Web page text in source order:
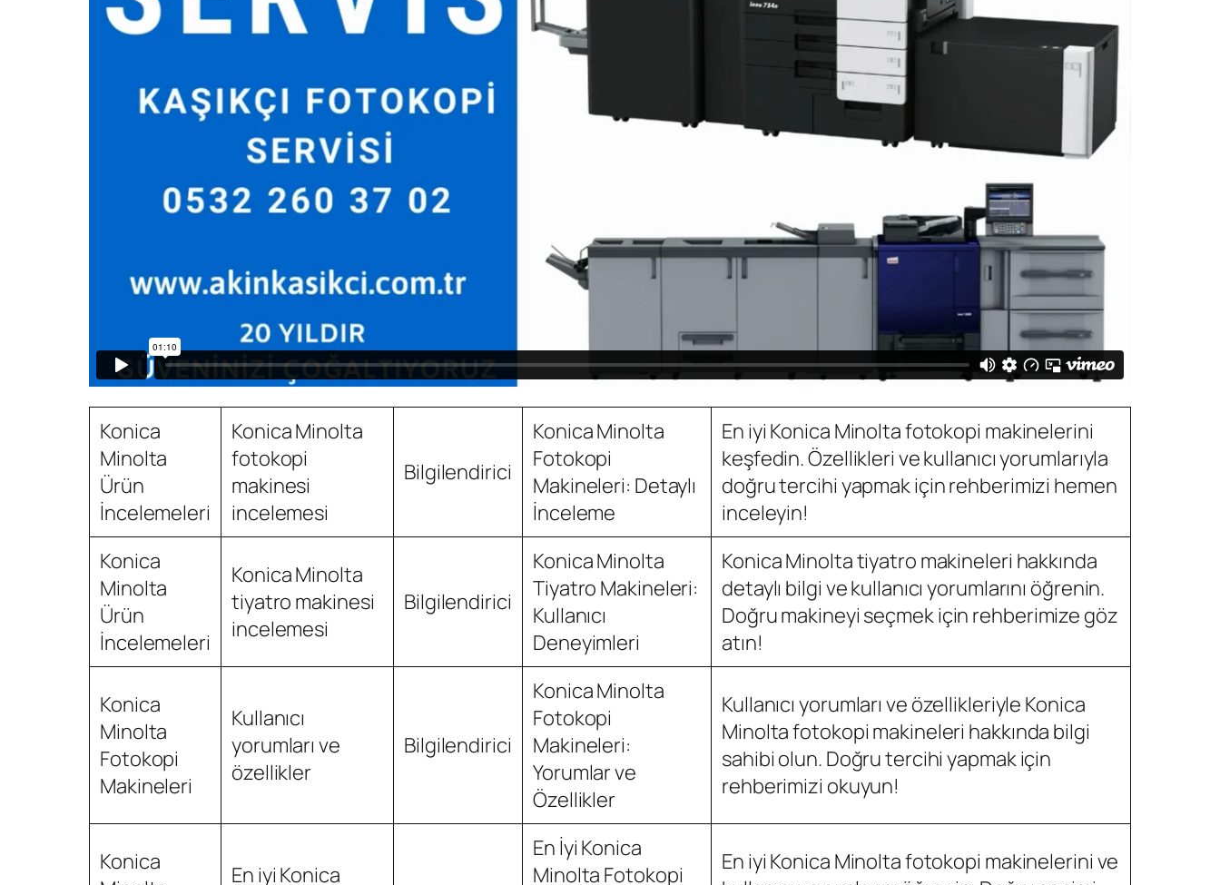
Konica
Minolta
Ürün
İncelemeleri
Konica Minolta
fotokopi
makinesi
incelemesi
Bilgilendirici
Konica Minolta
Fotokopi
Makineleri: Detaylı
İnceleme
En iyi Konica Minolta fotokopi makinelerini
keşfedin. Özellikleri ve kullanıcı yorumlarıyla
doğru tercihi yapmak için rehberimizi hemen
inceleyin!
Konica
Minolta
Ürün
İncelemeleri
Konica Minolta
tiyatro makinesi
incelemesi
Bilgilendirici
Konica Minolta
Tiyatro Makineleri:
Kullanıcı
Deneyimleri
Konica Minolta tiyatro makineleri hakkında
detaylı bilgi ve kullanıcı yorumlarını öğrenin.
Doğru makineyi seçmek için rehberimize göz
atın!
Konica
Minolta
Fotokopi
Makineleri
Kullanıcı
yorumları ve
özellikler
Bilgilendirici
Konica Minolta
Fotokopi
Makineleri:
Yorumlar ve
Özellikler
Kullanıcı yorumları ve özellikleriyle Konica
Minolta fotokopi makineleri hakkında bilgi
sahibi olun. Doğru tercihi yapmak için
rehberimizi okuyun!
Konica
En iyi Konica
En İyi Konica
Minolta Fotokopi
En iyi Konica Minolta fotokopi makinelerini ve